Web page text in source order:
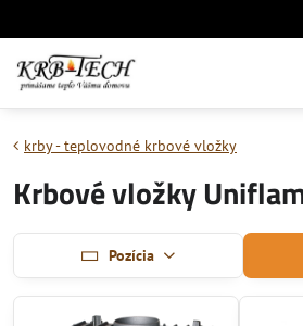
krby - teplovodné krbové vložky
Krbové vložky
Pozícia